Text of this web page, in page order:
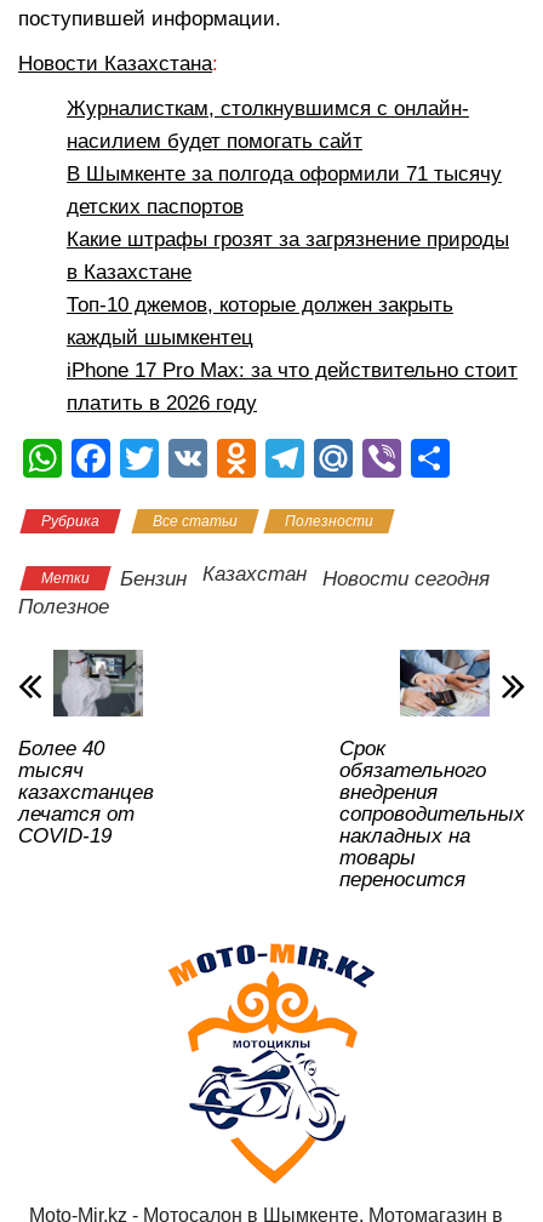
поступившей информации.
Новости Казахстана:
Журналисткам, столкнувшимся с онлайн-
насилием будет помогать сайт
В Шымкенте за полгода оформили 71 тысячу
детских паспортов
Какие штрафы грозят за загрязнение природы
в Казахстане
Топ-10 джемов, которые должен закрыть
каждый шымкентец
iPhone 17 Pro Max: за что действительно стоит
платить в 2026 году
W
at
s
A
p
p
F
c
e
o
o
k
T
tt
er
V
O
n
o
T
e
gr
M
.R
u
Vi
а
и
ть
Рубрика Все статьи Полезности
Метки Бензин Казахстан
Новости сегодня
Полезное
Более 40
тысяч
казахстанцев
лечатся от
COVID-19
Срок
обязательного
внедрения
сопроводительных
накладных на
товары
переносится
Moto-Mir.kz - Мотосалон в Шымкенте, Мотомагазин в